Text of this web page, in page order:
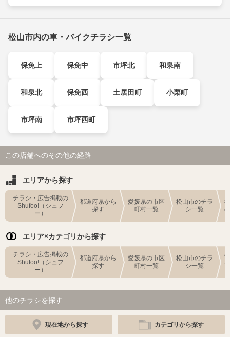
松山市内の車・バイクチラシ一覧
保免上 保免中 市坪北 和泉南
和泉北 保免西 土居田町 小栗町
市坪南 市坪西町
この店舗へのその他の経路
エリアから探す
チラシ・広告掲載の
Shufoo!（シュフ
ー）
都道府県から
探す
愛媛県の市区
町村一覧
松山市のチラ
シ一覧
エリア×カテゴリから探す
チラシ・広告掲載の
Shufoo!（シュフ
ー）
都道府県から
探す
愛媛県の市区
町村一覧
松山市のチラ
シ一覧
他のチラシを探す
現在地から探す カテゴリから探す